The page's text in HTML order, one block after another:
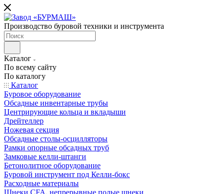
Производство буровой техники и инструмента
Каталог
По всему сайту
По каталогу
Каталог
Буровое оборудование
Обсадные инвентарные трубы
Центрирующие кольца и вкладыши
Дрейтеллер
Ножевая секция
Обсадные столы-осцилляторы
Рамки опорные обсадных труб
Замковые келли-штанги
Бетонолитное оборудование
Буровой инструмент под Келли-бокс
Расходные материалы
Шнеки CFA, непрерывные полые шнеки